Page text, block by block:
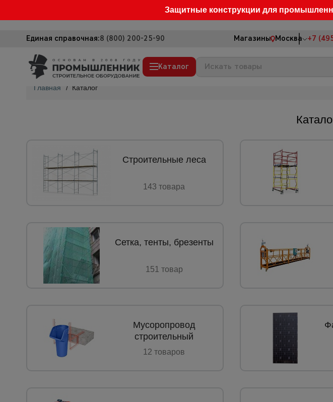
Защитные конструкции для
Единая справочная:8 (800) 200-25-90 Магазины Москва +7
Каталог
Сетка, тенты, брезенты
Строительные подъемники
Грузоподъемное оборудование
Опалубка
Вибротехника для строительства
Оборудование для работы с арматурой
Тачки строительные и садовые
Лестницы и стремянки
Главная / Каталог
Строительные леса
143 товарa
Сетка, тенты, брезенты
151 товар
Мусоропровод
строительный
12 товаров